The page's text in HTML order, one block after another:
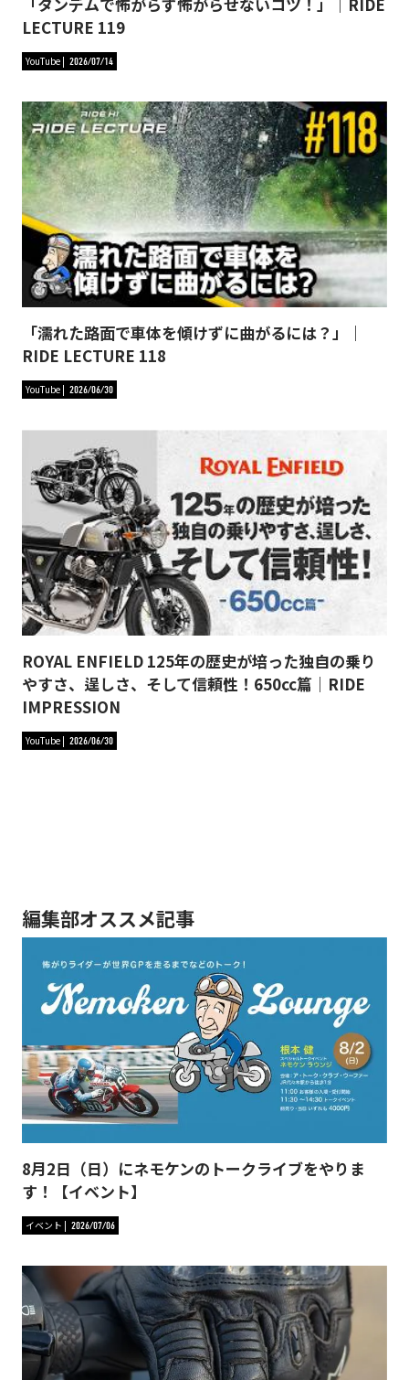
LECTURE 119
YouTube 2026/07/14
「濡れた路面で車体を傾けずに曲がるには？」｜
RIDE LECTURE 118
YouTube 2026/06/30
ROYAL ENFIELD 125年の歴史が培った独自の乗り
やすさ、逞しさ、そして信頼性！650cc篇｜RIDE
IMPRESSION
YouTube 2026/06/30
編集部オススメ記事
8月2日（日）にネモケンのトークライブをやりま
す！【イベント】
イベント 2026/07/06